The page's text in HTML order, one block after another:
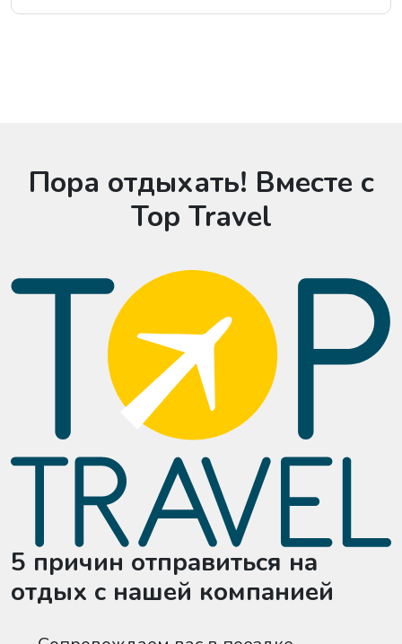
Пора отдыхать! Вместе с
Top Travel
5 причин отправиться на
отдых с нашей компанией